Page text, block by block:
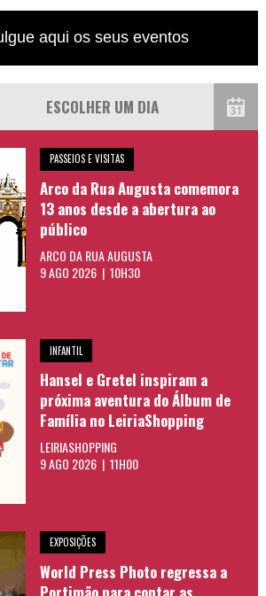
aqui os seus eventos
PASSEIOS E VISITAS
Arco da Rua Augusta comemora
13 anos desde a abertura ao
público
ARCO DA RUA AUGUSTA
9 AGO 2026 | 10H30
INFANTIL
Hansel e Gretel inspiram a
próxima aventura do Álbum de
Família no LeiriaShopping
LEIRIASHOPPING
9 AGO 2026 | 11H00
EXPOSIÇÕES
World Press Photo regressa a